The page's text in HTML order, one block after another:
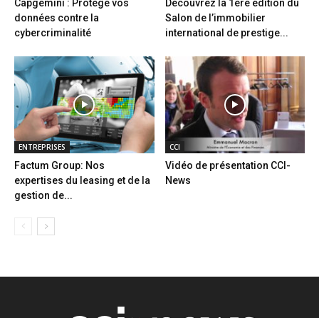
Capgemini : Protège vos
données contre la
cybercriminalité
Découvrez la 1ère édition du
Salon de l’immobilier
international de prestige...
ENTREPRISES
Factum Group: Nos
expertises du leasing et de la
gestion de...
CCI
Vidéo de présentation CCI-
News